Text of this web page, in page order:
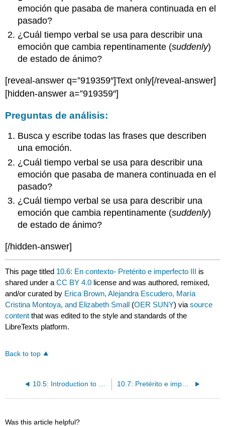
emoción que pasaba de manera continuada en el
pasado?
¿Cuál tiempo verbal se usa para describir una
emoción que cambia repentinamente (suddenly)
de estado de ánimo?
[reveal-answer q=”919359″]Text only[/reveal-answer]
[hidden-answer a=”919359″]
Preguntas de análisis:
Busca y escribe todas las frases que describen
una emoción.
¿Cuál tiempo verbal se usa para describir una
emoción que pasaba de manera continuada en el
pasado?
¿Cuál tiempo verbal se usa para describir una
emoción que cambia repentinamente (suddenly)
de estado de ánimo?
[/hidden-answer]
This page titled 10.6: En contexto- Pretérito e imperfecto III is
shared under aCC BY 4.0 license and was authored, remixed,
and/or curated by Erica Brown, Alejandra Escudero, María
Cristina Montoya, and Elizabeth Small (OER SUNY) viasource
content that was edited to the style and standards of the
LibreTexts platform.
Back to top
10.5: Introduction to El abuelo se sintió mareado 10.7: Pretérito e imperfecto III
Was this article helpful?